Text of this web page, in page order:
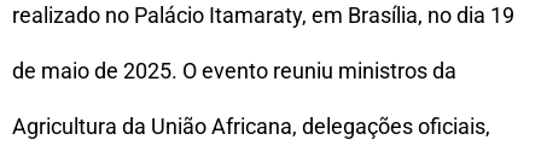
realizado no Palácio Itamaraty, em Brasília, no dia 19
de maio de 2025. O evento reuniu ministros da
Agricultura da União Africana, delegações oficiais,